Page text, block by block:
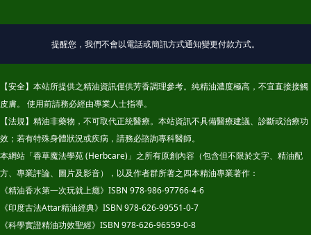
提醒您，我們不會以電話或簡訊方式通知變更付款方式。
【安全】本站所提供之精油資訊僅供芳香調理參考。純精油濃度極高，不宜直接接觸
皮膚。 使用前請務必經由專業人士指導。
【法規】精油非藥物，不可取代正統醫療。本站資訊不具備醫療建議、診斷或治療功
效；若有特殊身體狀況或疾病，請務必諮詢專科醫師。
本網站「香草魔法學苑 (Herbcare)」之所有原創內容（包含但不限於文字、精油配
方、專業評論、圖片及影音），以及作者群所著之四本精油專業著作：
《精油香水第一次玩就上癮》ISBN 978-986-97766-4-6
《印度古法Attar精油經典》ISBN 978-626-99551-0-7
《科學實證精油功效聖經》ISBN 978-626-96559-0-8